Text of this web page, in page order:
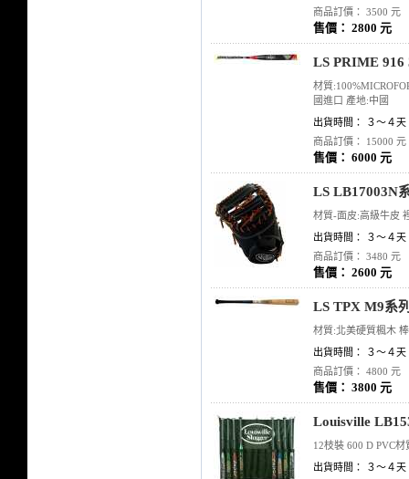
商品訂價： 3500 元
售價： 2800 元
LS PRIME 916
材質
國進口 產地:中國
出貨時間： ３～４天
商品訂價： 15000 元
售價： 6000 元
LS LB17003N
材質-面皮:高級牛皮
出貨時間： ３～４天
商品訂價： 3480 元
售價： 2600 元
LS TPX M9系
材質:北美硬質楓木
出貨時間： ３～４天
商品訂價： 4800 元
售價： 3800 元
Louisville
12枝裝 600 D PVC
出貨時間： ３～４天